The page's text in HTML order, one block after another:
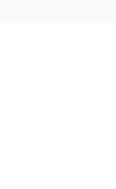
solo lugar
competitivos,